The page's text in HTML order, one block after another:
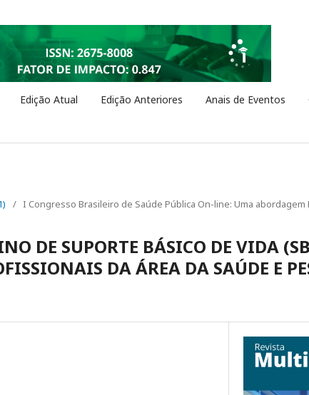
Edição Atual Edição Anteriores Anais de Eventos
/ I Congresso Brasileiro de Saúde Pública On-line: Uma
DE SUPORTE BÁSICO DE VIDA
DA ÁREA DA SAÚDE E